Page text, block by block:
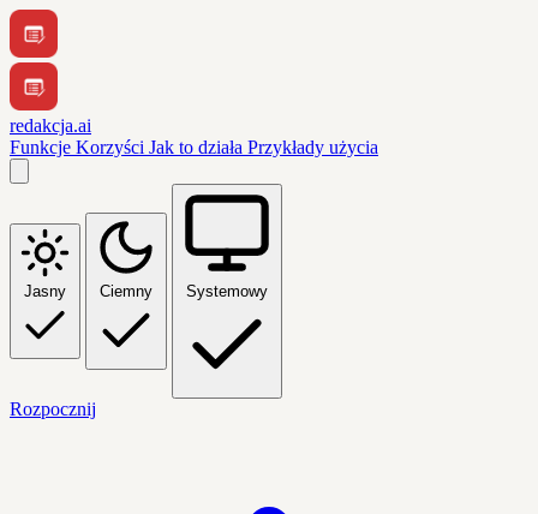
redakcja.ai
Funkcje Korzyści Jak to działa Przykłady użycia
Jasny Ciemny Systemowy
Rozpocznij